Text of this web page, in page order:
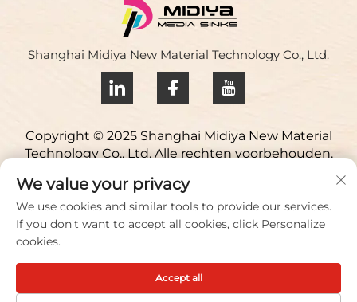
Shanghai Midiya New Material Technology Co., Ltd.
Copyright © 2025 Shanghai Midiya New Material
Technology Co., Ltd. Alle rechten voorbehouden.
Privacybeleid
Neem contact op
Address: Yuqiao Science Park, 98 Lianfu Road, Jiuting
Town, Songjiang District, Shanghai, China
+86 021 51088836
We value your privacy
We use cookies and similar tools to provide our services.
If you don't want to accept all cookies, click Personalize
cookies.
Accept all